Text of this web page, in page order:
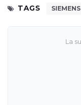
TAGS SIEMENS